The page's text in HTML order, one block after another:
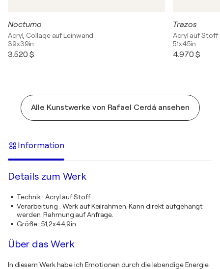
Nocturno
Acryl, Collage auf Leinwand
39x39in
3.520 $
Trazos
Acryl auf Stoff
51x45in
4.970 $
Alle Kunstwerke von Rafael Cerdá ansehen
Information
Details zum Werk
Technik:Acryl auf Stoff
Verarbeitung : Werk auf Keilrahmen. Kann direkt aufgehängt
werden. Rahmung auf Anfrage.
Größe:51,2x44,9in
Über das Werk
In diesem Werk habe ich Emotionen durch die lebendige Energie